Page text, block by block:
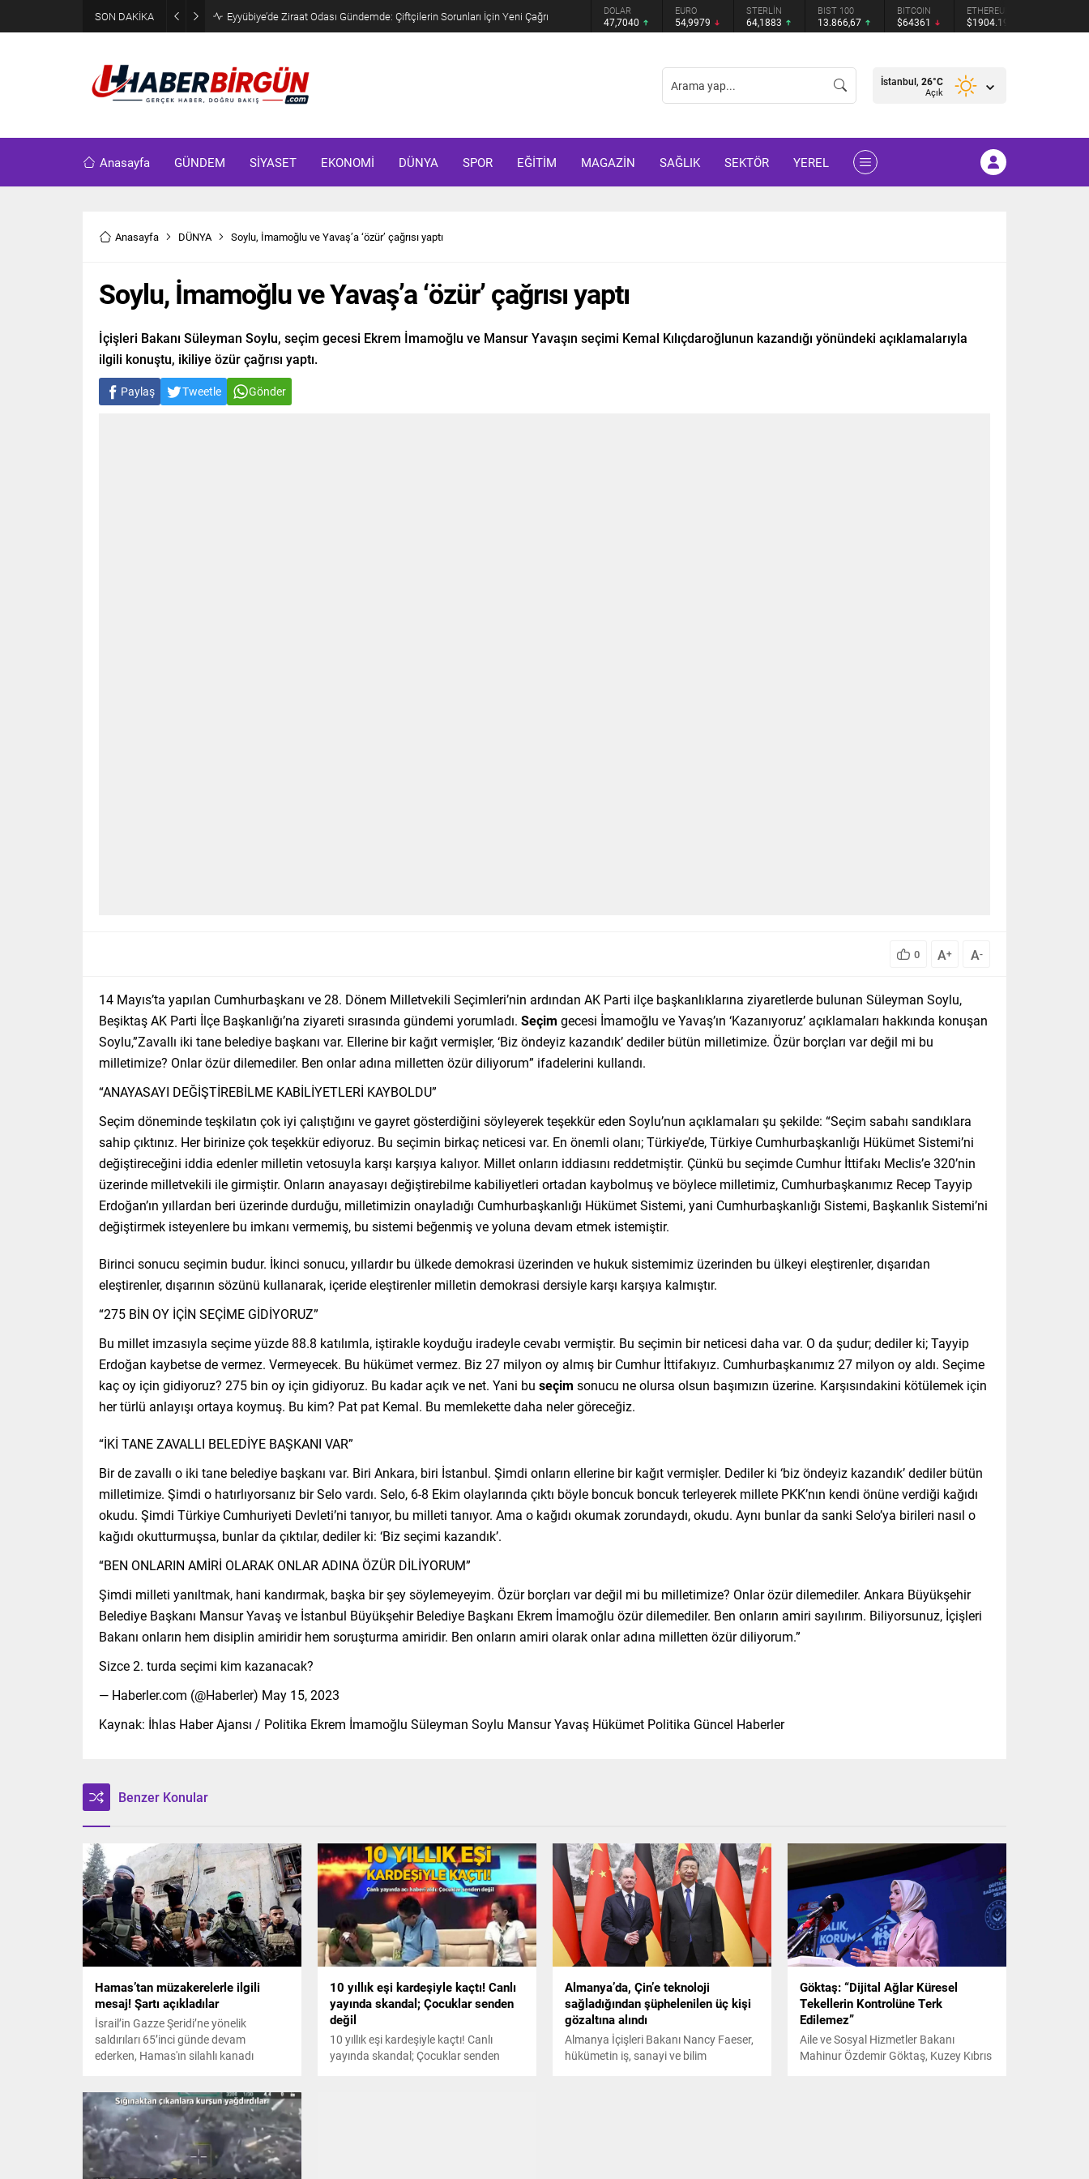
SON DAKİKA Eyyübiye’de Ziraat Odası Gündemde: Çiftçilerin Sorunları İçin Yeni ÇağrıGRAM ALTIN
6.587,65
DOLAR
47,7040
EURO
54,9979
STERLİN
64,1883
BIST 100
13.866,67
BITCOIN
$64361
ETHEREUM
$1904.19
İstanbul, 26°C
Açık
Anasayfa GÜNDEM SİYASET EKONOMİ DÜNYA SPOR EĞİTİM MAGAZİN SAĞLIK SEKTÖR YEREL
Anasayfa DÜNYA Soylu, İmamoğlu ve Yavaş’a ‘özür’ çağrısı yaptı
Soylu, İmamoğlu ve Yavaş’a ‘özür’ çağrısı yaptı
İçişleri Bakanı Süleyman Soylu, seçim gecesi Ekrem İmamoğlu ve Mansur Yavaşın seçimi Kemal Kılıçdaroğlunun kazandığı yönündeki açıklamalarıyla
ilgili konuştu, ikiliye özür çağrısı yaptı.
Paylaş Tweetle Gönder
0 A+ A-
14 Mayıs’ta yapılan Cumhurbaşkanı ve 28. Dönem Milletvekili Seçimleri’nin ardından AK Parti ilçe başkanlıklarına ziyaretlerde bulunan Süleyman Soylu,
Beşiktaş AK Parti İlçe Başkanlığı’na ziyareti sırasında gündemi yorumladı. Seçim gecesi İmamoğlu ve Yavaş’ın ‘Kazanıyoruz’ açıklamaları hakkında konuşan
Soylu,”Zavallı iki tane belediye başkanı var. Ellerine bir kağıt vermişler, ‘Biz öndeyiz kazandık’ dediler bütün milletimize. Özür borçları var değil mi bu
milletimize? Onlar özür dilemediler. Ben onlar adına milletten özür diliyorum” ifadelerini kullandı.
“ANAYASAYI DEĞİŞTİREBİLME KABİLİYETLERİ KAYBOLDU”
Seçim döneminde teşkilatın çok iyi çalıştığını ve gayret gösterdiğini söyleyerek teşekkür eden Soylu’nun açıklamaları şu şekilde: “Seçim sabahı sandıklara
sahip çıktınız. Her birinize çok teşekkür ediyoruz. Bu seçimin birkaç neticesi var. En önemli olanı; Türkiye’de, Türkiye Cumhurbaşkanlığı Hükümet Sistemi’ni
değiştireceğini iddia edenler milletin vetosuyla karşı karşıya kalıyor. Millet onların iddiasını reddetmiştir. Çünkü bu seçimde Cumhur İttifakı Meclis’e 320’nin
üzerinde milletvekili ile girmiştir. Onların anayasayı değiştirebilme kabiliyetleri ortadan kaybolmuş ve böylece milletimiz, Cumhurbaşkanımız Recep Tayyip
Erdoğan’ın yıllardan beri üzerinde durduğu, milletimizin onayladığı Cumhurbaşkanlığı Hükümet Sistemi, yani Cumhurbaşkanlığı Sistemi, Başkanlık Sistemi’ni
değiştirmek isteyenlere bu imkanı vermemiş, bu sistemi beğenmiş ve yoluna devam etmek istemiştir.
Birinci sonucu seçimin budur. İkinci sonucu, yıllardır bu ülkede demokrasi üzerinden ve hukuk sistemimiz üzerinden bu ülkeyi eleştirenler, dışarıdan
eleştirenler, dışarının sözünü kullanarak, içeride eleştirenler milletin demokrasi dersiyle karşı karşıya kalmıştır.
“275 BİN OY İÇİN SEÇİME GİDİYORUZ”
Bu millet imzasıyla seçime yüzde 88.8 katılımla, iştirakle koyduğu iradeyle cevabı vermiştir. Bu seçimin bir neticesi daha var. O da şudur; dediler ki; Tayyip
Erdoğan kaybetse de vermez. Vermeyecek. Bu hükümet vermez. Biz 27 milyon oy almış bir Cumhur İttifakıyız. Cumhurbaşkanımız 27 milyon oy aldı. Seçime
kaç oy için gidiyoruz? 275 bin oy için gidiyoruz. Bu kadar açık ve net. Yani bu seçim sonucu ne olursa olsun başımızın üzerine. Karşısındakini kötülemek için
her türlü anlayışı ortaya koymuş. Bu kim? Pat pat Kemal. Bu memlekette daha neler göreceğiz.
“İKİ TANE ZAVALLI BELEDİYE BAŞKANI VAR”
Bir de zavallı o iki tane belediye başkanı var. Biri Ankara, biri İstanbul. Şimdi onların ellerine bir kağıt vermişler. Dediler ki ‘biz öndeyiz kazandık’ dediler bütün
milletimize. Şimdi o hatırlıyorsanız bir Selo vardı. Selo, 6-8 Ekim olaylarında çıktı böyle boncuk boncuk terleyerek millete PKK’nın kendi önüne verdiği kağıdı
okudu. Şimdi Türkiye Cumhuriyeti Devleti’ni tanıyor, bu milleti tanıyor. Ama o kağıdı okumak zorundaydı, okudu. Aynı bunlar da sanki Selo’ya birileri nasıl o
kağıdı okutturmuşsa, bunlar da çıktılar, dediler ki: ‘Biz seçimi kazandık’.
“BEN ONLARIN AMİRİ OLARAK ONLAR ADINA ÖZÜR DİLİYORUM”
Şimdi milleti yanıltmak, hani kandırmak, başka bir şey söylemeyeyim. Özür borçları var değil mi bu milletimize? Onlar özür dilemediler. Ankara Büyükşehir
Belediye Başkanı Mansur Yavaş ve İstanbul Büyükşehir Belediye Başkanı Ekrem İmamoğlu özür dilemediler. Ben onların amiri sayılırım. Biliyorsunuz, İçişleri
Bakanı onların hem disiplin amiridir hem soruşturma amiridir. Ben onların amiri olarak onlar adına milletten özür diliyorum.”
Sizce 2. turda seçimi kim kazanacak?
— Haberler.com (@Haberler) May 15, 2023
Kaynak: İhlas Haber Ajansı / Politika Ekrem İmamoğlu Süleyman Soylu Mansur Yavaş Hükümet Politika Güncel Haberler
Benzer Konular
Hamas’tan müzakerelerle ilgili
mesaj! Şartı açıkladılar
İsrail’in Gazze Şeridi’ne yönelik
saldırıları 65’inci günde devam
ederken, Hamas'ın silahlı kanadı
İzzeddin el-Kassam Tugayları Sözcüsü
Ebu Ubeyde yaptığı açıklamada, Gazze
Şeridi’ndeki İsrailli esirlere değinerek,
Netanyahu, Gallant ve savaş
kabinesindeki diğerleri müzakereler
10 yıllık eşi kardeşiyle kaçtı! Canlı
yayında skandal; Çocuklar senden
değil
10 yıllık eşi kardeşiyle kaçtı! Canlı
yayında skandal; Çocuklar senden
Almanya’da, Çin’e teknoloji
sağladığından şüphelenilen üç kişi
gözaltına alındı
Almanya İçişleri Bakanı Nancy Faeser,
hükümetin iş, sanayi ve bilim
Göktaş: “Dijital Ağlar Küresel
Tekellerin Kontrolüne Terk
Edilemez”
Aile ve Sosyal Hizmetler Bakanı
Mahinur Özdemir Göktaş, Kuzey Kıbrıs